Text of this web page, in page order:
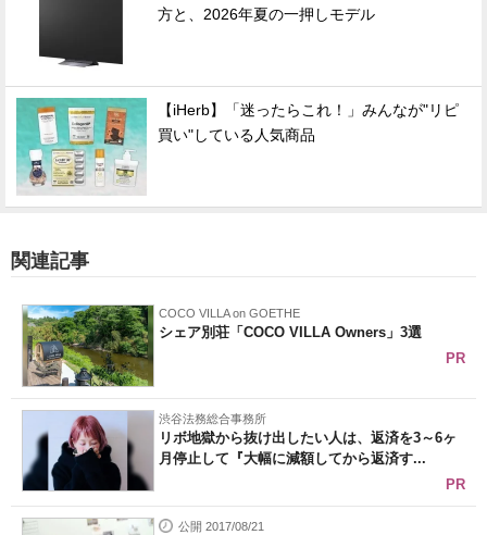
方と、2026年夏の一押しモデル
【iHerb】「迷ったらこれ！」みんなが"リピ
買い"している人気商品
関連記事
COCO VILLA on GOETHE
シェア別荘「COCO VILLA Owners」3選
PR
渋谷法務総合事務所
リボ地獄から抜け出したい人は、返済を3～6ヶ
月停止して『大幅に減額してから返済す...
PR
公開 2017/08/21